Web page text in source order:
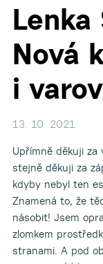
Lenka
Nová
i
13. 10. 2021
Upřímně děkuji za
stejně děkuji za
kdyby nebyl ten
Znamená to, že
násobit! Jsem
zlomkem
stranami. A pod